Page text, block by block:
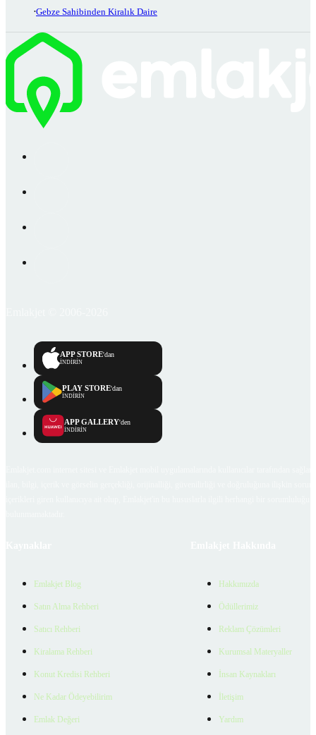
Gebze Sahibinden Kiralık Daire
APP STORE'dan
İNDİRİN
PLAY STORE'dan
İNDİRİN
APP GALLERY'den
İNDİRİN
Emlakjet Blog
Satın Alma Rehberi
Satıcı Rehberi
Kiralama Rehberi
Konut Kredisi Rehberi
Ne Kadar Ödeyebilirim
Emlak Değeri
Hakkımızda
Ödüllerimiz
Reklam Çözümleri
Kurumsal Materyaller
İnsan Kaynakları
İletişim
Yardım